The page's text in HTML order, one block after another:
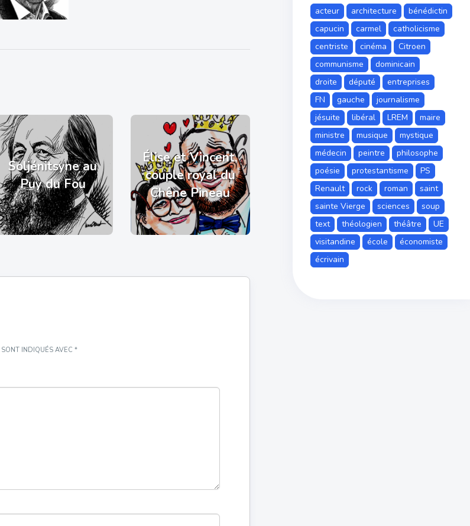
Soljénitsyne au
Puy du Fou
Élise et Vincent,
couple royal du
Chêne Pineau
INDIQUÉS AVEC *
acteur architecture
bénédictin
capucin
carmel
catholicisme
centriste
cinéma
Citroen
communisme
dominicain
droite
député
entreprises
FN
gauche
journalisme
jésuite
libéral LREM
maire
ministre
musique
mystique
médecin
peintre
philosophe
poésie
protestantisme
PS
Renault
rock roman
saint
sainte Vierge
sciences
soup
text
théologien théâtre
UE
visitandine
école
économiste
écrivain